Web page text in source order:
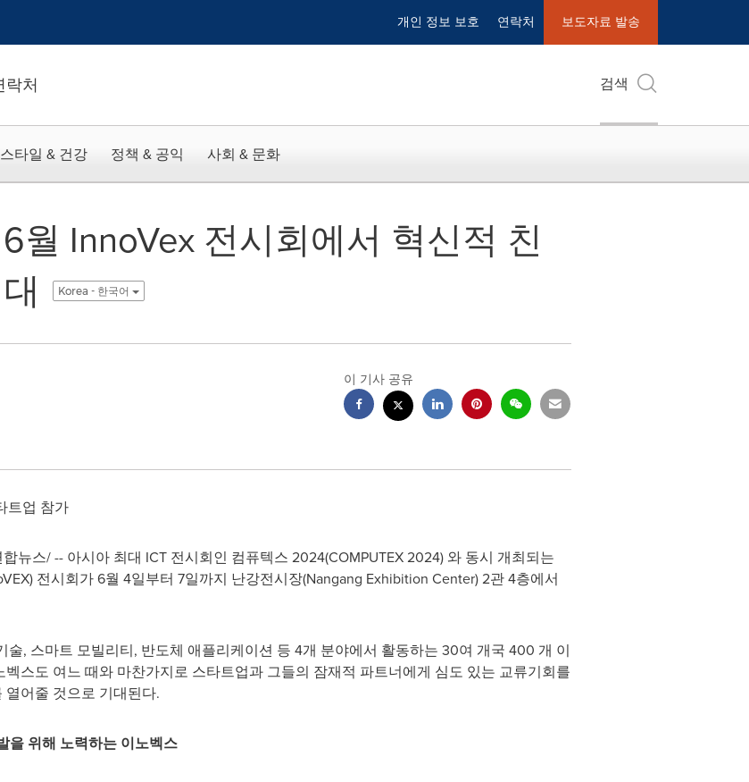
개인 정보 보호 연락처 보도자료 발송
락처 검색
타일 & 건강 정책 & 공익 사회 & 문화
월 InnoVex 전시회에서 혁신적 친
Korea - 한국어
이 기사 공유
트업 참가
뉴스/ -- 아시아 최대 ICT 전시회인 컴퓨텍스 2024(COMPUTEX 2024) 와 동시 개최되는
전시회가 6월 4일부터 7일까지 난강전시장(Nangang Exhibition Center) 2관 4층에서
술, 스마트 모빌리티, 반도체 애플리케이션 등 4개 분야에서 활동하는 30여 개국 400 개 이
스도 여느 때와 마찬가지로 스타트업과 그들의 잠재적 파트너에게 심도 있는 교류기회를
어줄 것으로 기대된다.
을 위해 노력하는 이노벡스